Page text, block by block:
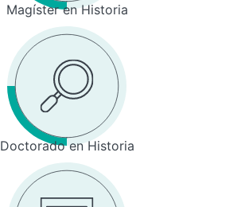
Magíster en Historia
Doctorado en Historia